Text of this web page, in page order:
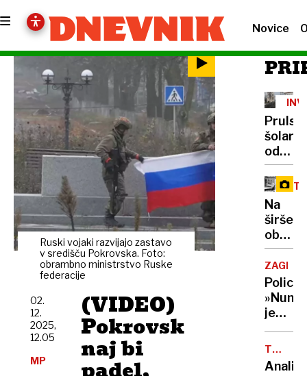
Novice
Ruski vojaki razvijajo zastavo
v središču Pokrovska. Foto:
obrambno ministrstvo Ruske
federacije
(VIDEO)
Pokrovsk
naj bi
02.
12.
2025,
12.05
MP
Prulski
šolarji
od
v
BTC
in na
Rudnik
STE
Na
širšem
tržnice
je
bilo
nekoč
ZAGREB
»Nuna
je
lagala
o
Kupila
TEST
ZPS